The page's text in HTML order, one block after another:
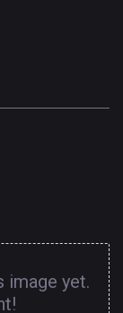
image yet.